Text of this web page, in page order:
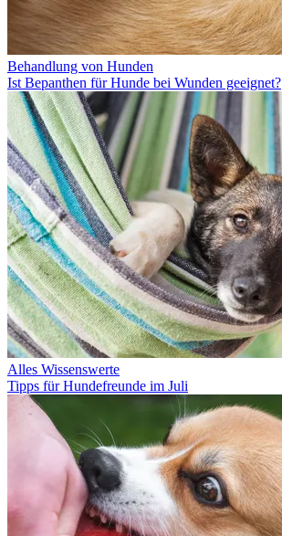
Behandlung von Hunden
Ist Bepanthen für Hunde bei Wunden geeignet?
Alles Wissenswerte
Tipps für Hundefreunde im Juli